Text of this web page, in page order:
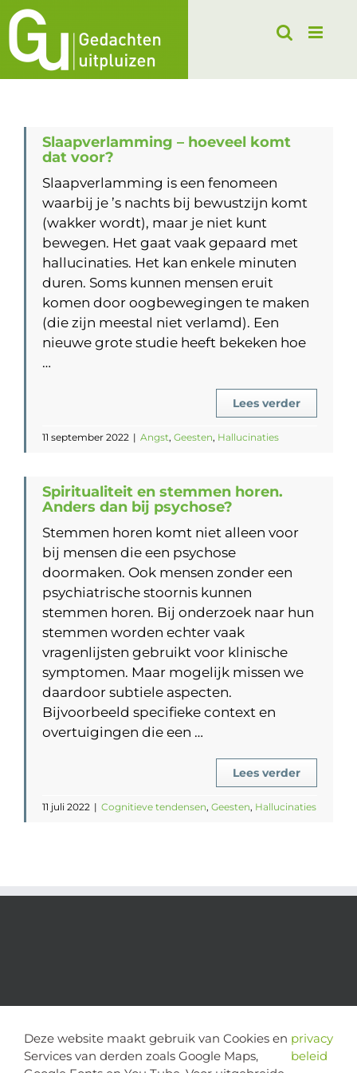
Ga
naar
inhoud
Slaapverlamming – hoeveel komt
dat voor?
Slaapverlamming is een fenomeen
waarbij je ’s nachts bij bewustzijn komt
(wakker wordt), maar je niet kunt
bewegen. Het gaat vaak gepaard met
hallucinaties. Het kan enkele minuten
duren. Soms kunnen mensen eruit
komen door oogbewegingen te maken
(die zijn meestal niet verlamd). Een
nieuwe grote studie heeft bekeken hoe
…
Lees verder
11 september 2022 | Angst, Geesten, Hallucinaties
Spiritualiteit en stemmen horen.
Anders dan bij psychose?
Stemmen horen komt niet alleen voor
bij mensen die een psychose
doormaken. Ook mensen zonder een
psychiatrische stoornis kunnen
stemmen horen. Bij onderzoek naar hun
stemmen worden echter vaak
vragenlijsten gebruikt voor klinische
symptomen. Maar mogelijk missen we
daardoor subtiele aspecten.
Bijvoorbeeld specifieke context en
overtuigingen die een …
Lees verder
11 juli 2022 | Cognitieve tendensen, Geesten, Hallucinaties
Deze website maakt gebruik van Cookies en
Services van derden zoals Google Maps,
privacy
beleid